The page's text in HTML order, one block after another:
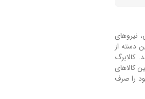
نیروهای
این دسته از
کالابرگ
کالاهای
و کدهای ۷، ۸ و ۹) می‌توانند اعتبار خود را صرف